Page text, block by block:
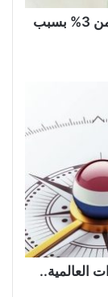
ارتفاع التضخم في هولندا مجدداً إلى أكثر من 3% بسبب
العالمية..